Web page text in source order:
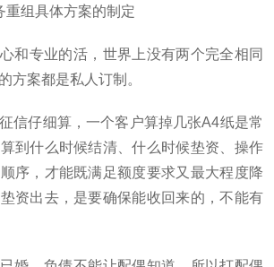
重组具体方案的制定
和专业的活，世界上没有两个完全相同
方案都是私人订制。
信仔细算，一个客户算掉几张A4纸是常
到什么时候结清、什么时候垫资、操作
序，才能既满足额度要求又最大程度降
资出去，是要确保能收回来的，不能有